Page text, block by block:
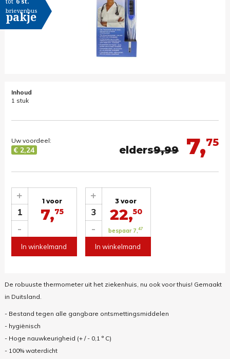
brievenbus
pakje
Inhoud
1 stuk
7,75
elders9,99
Uw voordeel:
€ 2,24
1
-
+ 1 voor
7,75
In winkelmand
3
-
+ 3 voor
22,50
bespaar 7,47
In winkelmand
De robuuste thermometer uit het ziekenhuis, nu ook voor thuis! Gemaakt
in Duitsland.
- Bestand tegen alle gangbare ontsmettingsmiddelen
- hygiënisch
- Hoge nauwkeurigheid (+ / - 0,1 ° C)
- 100% waterdicht